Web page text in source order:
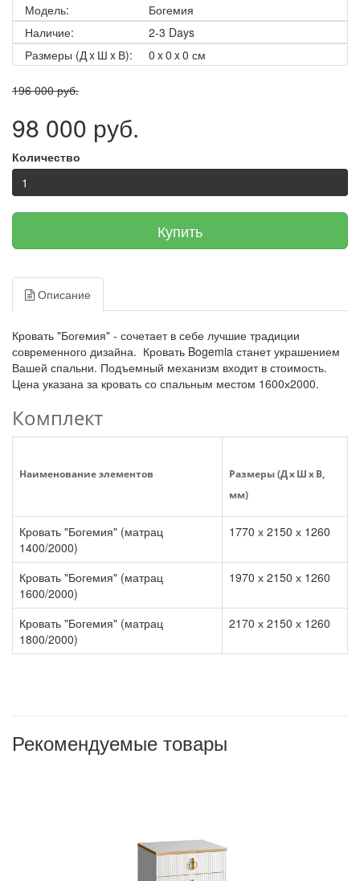
Модель:
Богемия
Наличие:
2-3 Days
Размеры (Д x Ш x В):
0 x 0 x 0 см
196 000 руб.
98 000 руб.
Количество
Купить
Описание
Кровать "Богемия" - сочетает в себе лучшие традиции
современного дизайна. Кровать Bogemia станет украшением
Вашей спальни. Подъемный механизм входит в стоимость.
Цена указана за кровать со спальным местом 1600х2000.
Комплект
Наименование элементов
Размеры (Д x Ш x В,
мм)
Кровать "Богемия" (матрац
1400/2000)
1770 х 2150 х 1260
Кровать "Богемия" (матрац
1600/2000)
1970 х 2150 х 1260
Кровать "Богемия" (матрац
1800/2000)
2170 х 2150 х 1260
Рекомендуемые товары